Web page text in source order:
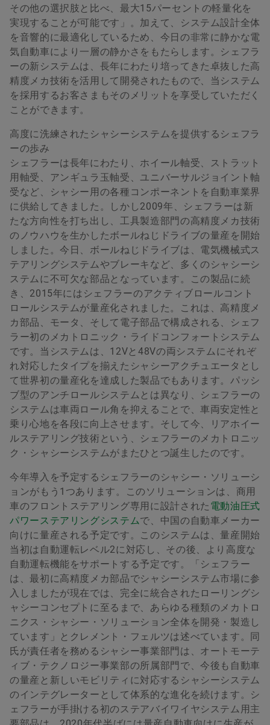
その他の選択肢と比べ、最大15パーセントの軽量化を
実現することが可能です」。加えて、システム設計全体
を音響的に最適化しているため、今日の非常に静かな電
気自動車により一層の静かさをもたらします。シェフラ
ーの新システムは、長年にわたり培ってきた卓抜した高
精度メカ技術を活用して開発されたもので、当システム
を採用するお客さまもそのメリットを享受していただく
ことができます。
高度に洗練されたシャシーシステムを提供するシェフラ
ーの歩み
シェフラーは長年にわたり、ホイール軸受、ストラット
用軸受、アンギュラ玉軸受、ユニバーサルジョイント軸
受など、シャシー用の各種コンポーネントを自動車業界
に供給してきました。しかし2009年、シェフラーは新
たな方向性を打ち出し、工具製造部門の高精度メカ技術
のノウハウを生かしたボールねじドライブの量産を開始
しました。今日、ボールねじドライブは、電気機械式ス
テアリングシステムやブレーキなど、多くのシャシーシ
ステムに不可欠な部品となっています。この製品に続
き、2015年にはシェフラーのアクティブロールコント
ロールシステムが量産化されました。これは、高精度メ
カ部品、モータ、そして電子部品で構成される、シェフ
ラー初のメカトロニック・ライドコンフォートシステム
です。当システムは、12Vと48Vの両システムにそれぞ
れ対応したタイプを揃えたシャシーアクチュエータとし
て世界初の量産化を達成した製品でもあります。パッシ
ブ型のアンチロールシステムとは異なり、シェフラーの
システムは車両ロール角を抑えることで、車両安定性と
乗り心地を各段に向上させます。そして今、リアホイー
ルステアリング技術という、シェフラーのメカトロニッ
ク・シャシーシステムがまたひとつ誕生したのです。
今年導入を予定するシェフラーのシャシー・ソリューシ
ョンがもう1つあります。このソリューションは、商用
車のフロントステアリング専用に設計された 電動油圧式
パワーステアリングシステムで、中国の自動車メーカー
向けに量産される予定です。このシステムは、量産開始
当初は自動運転レベル2に対応し、その後、より高度な
自動運転機能をサポートする予定です。「シェフラー
は、最初に高精度メカ部品でシャシーシステム市場に参
入しましたが現在では、完全に統合されたローリングシ
ャシーコンセプトに至るまで、あらゆる種類のメカトロ
ニクス・シャシー・ソリューション全体を開発・製造し
ています」とクレメント・フェルツは述べています。同
氏が責任者を務めるシャシー事業部門は、オートモーテ
ィブ・テクノロジー事業部の所属部門で、今後も自動車
の量産と新しいモビリティに対応するシャシーシステム
のインテグレーターとして体系的な進化を続けます。シ
ェフラーが手掛ける初のステアバイワイヤシステム用主